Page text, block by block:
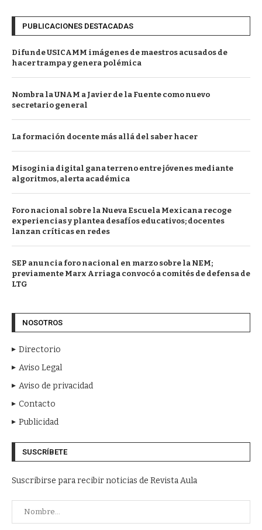
PUBLICACIONES DESTACADAS
Difunde USICAMM imágenes de maestros acusados de
hacer trampa y genera polémica
Nombra la UNAM a Javier de la Fuente como nuevo
secretario general
La formación docente más allá del saber hacer
Misoginia digital gana terreno entre jóvenes mediante
algoritmos, alerta académica
Foro nacional sobre la Nueva Escuela Mexicana recoge
experiencias y plantea desafíos educativos; docentes
lanzan críticas en redes
SEP anuncia foro nacional en marzo sobre la NEM;
previamente Marx Arriaga convocó a comités de defensa de
LTG
NOSOTROS
Directorio
Aviso Legal
Aviso de privacidad
Contacto
Publicidad
SUSCRÍBETE
Suscribirse para recibir noticias de Revista Aula